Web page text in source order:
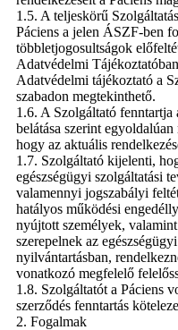
1.5. A teljeskörű
Páciens a jelen ÁSZF-ben
többletjogosultságok
Adatvédelmi
Adatvédelmi tájékoztató a
szabadon megtekinthető.
1.6. A Szolgáltató
belátása szerint
hogy az aktuális
1.7. Szolgáltató kijelenti,
egészségügyi szolgáltatási
valamennyi jogszabályi
hatályos működési
nyújtott személyek,
szerepelnek az
nyilvántartásban,
vonatkozó megfelelő
1.8. Szolgáltatót a Páciens
szerződés fenntartás
2. Fogalmak